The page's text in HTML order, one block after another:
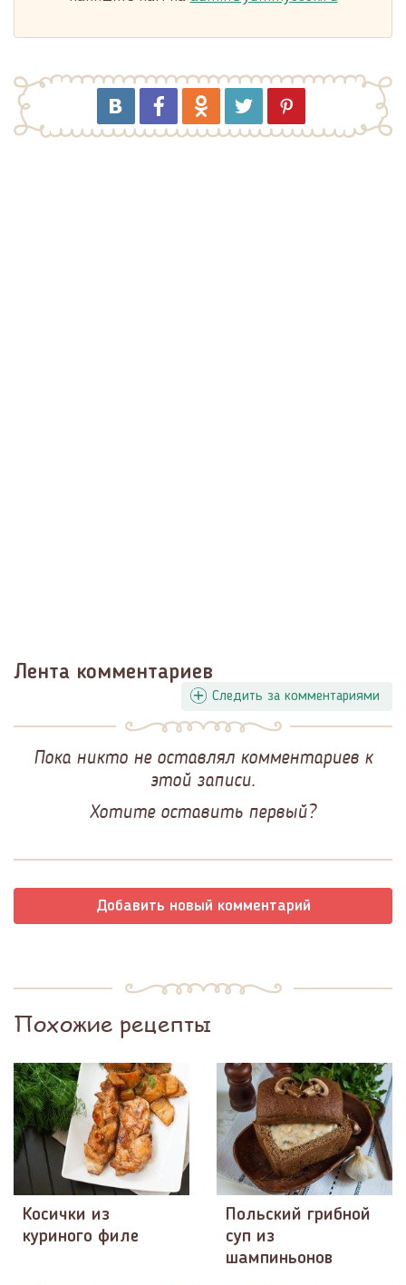
Лента комментариев
Следить за комментариями
Пока никто не оставлял комментариев к
этой записи.
Хотите оставить первый?
Добавить новый комментарий
Похожие рецепты
Косички из
куриного филе
Польский грибной
суп из
шампиньонов